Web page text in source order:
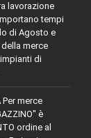
lavorazione
tempi
di Agosto e
merce
di
Per merce
è
ordine al